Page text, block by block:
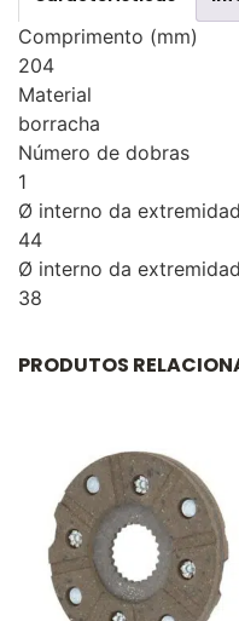
Comprimento (mm)
204
Material
borracha
Número de dobras
1
Ø interno da
44
Ø interno da
38
PRODUTOS